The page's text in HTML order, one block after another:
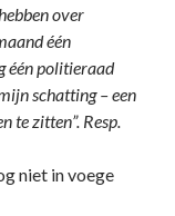
over
één
één politieraad
schatting – een
te zitten”. Resp.
niet in voege